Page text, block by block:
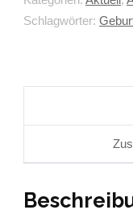
Schlagwörter: